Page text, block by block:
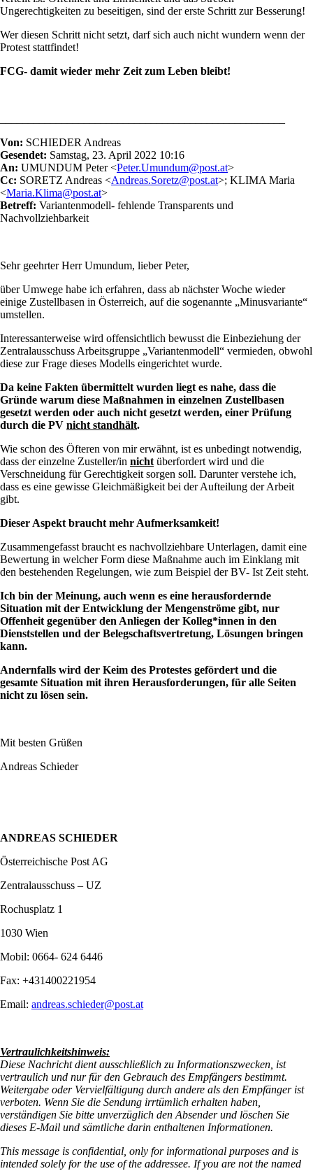
Ungerechtigkeiten zu beseitigen, sind der erste Schritt zur Besserung!
Wer diesen Schritt nicht setzt, darf sich auch nicht wundern wenn der
Protest stattfindet!
FCG- damit wieder mehr Zeit zum Leben bleibt!
Von: SCHIEDER Andreas
Gesendet: Samstag, 23. April 2022 10:16
An: UMUNDUM Peter <Peter.Umundum@post.at>
Cc: SORETZ Andreas <Andreas.Soretz@post.at>; KLIMA Maria
<Maria.Klima@post.at>
Betreff: Variantenmodell- fehlende Transparents und
Nachvollziehbarkeit
Sehr geehrter Herr Umundum, lieber Peter,
über Umwege habe ich erfahren, dass ab nächster Woche wieder
einige Zustellbasen in Österreich, auf die sogenannte „Minusvariante“
umstellen.
Interessanterweise wird offensichtlich bewusst die Einbeziehung der
Zentralausschuss Arbeitsgruppe „Variantenmodell“ vermieden, obwohl
diese zur Frage dieses Modells eingerichtet wurde.
Da keine Fakten übermittelt wurden liegt es nahe, dass die
Gründe warum diese Maßnahmen in einzelnen Zustellbasen
gesetzt werden oder auch nicht gesetzt werden, einer Prüfung
durch die PV nicht standhält.
Wie schon des Öfteren von mir erwähnt, ist es unbedingt notwendig,
dass der einzelne Zusteller/in nichtüberfordert wird und die
Verschneidung für Gerechtigkeit sorgen soll. Darunter verstehe ich,
dass es eine gewisse Gleichmäßigkeit bei der Aufteilung der Arbeit
gibt.
Dieser Aspekt braucht mehr Aufmerksamkeit!
Zusammengefasst braucht es nachvollziehbare Unterlagen, damit eine
Bewertung in welcher Form diese Maßnahme auch im Einklang mit
den bestehenden Regelungen, wie zum Beispiel der BV- Ist Zeit steht.
Ich bin der Meinung, auch wenn es eine herausfordernde
Situation mit der Entwicklung der Mengenströme gibt, nur
Offenheit gegenüber den Anliegen der Kolleg*innen in den
Dienststellen und der Belegschaftsvertretung, Lösungen bringen
kann.
Andernfalls wird der Keim des Protestes gefördert und die
gesamte Situation mit ihren Herausforderungen, für alle Seiten
nicht zu lösen sein.
Mit besten Grüßen
Andreas Schieder
ANDREAS SCHIEDER
Österreichische Post AG
Zentralausschuss – UZ
Rochusplatz 1
1030 Wien
Mobil: 0664- 624 6446
Fax: +431400221954
Email: andreas.schieder@post.at
Vertraulichkeitshinweis:
Diese Nachricht dient ausschließlich zu Informationszwecken, ist
vertraulich und nur für den Gebrauch des Empfängers bestimmt.
Weitergabe oder Vervielfältigung durch andere als den Empfänger ist
verboten. Wenn Sie die Sendung irrtümlich erhalten haben,
verständigen Sie bitte unverzüglich den Absender und löschen Sie
dieses E-Mail und sämtliche darin enthaltenen Informationen.
This message is confidential, only for informational purposes and is
intended solely for the use of the addressee. If you are not the named